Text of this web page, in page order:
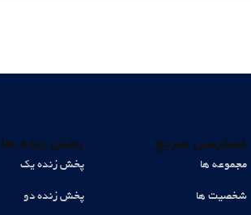
دسترسی سریع
مجموعه ها
شخصیت ها
پخش زنده ها
پخش زنده یک
پخش زنده دو